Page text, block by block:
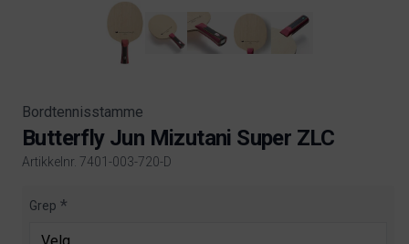
Bordtennisstamme
Butterfly Jun Mizutani Super ZLC
Artikkelnr. 7401-003-720-D
Product information
Grep